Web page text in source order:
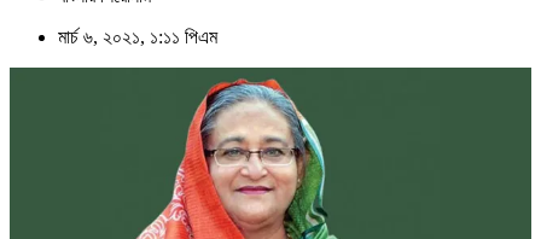
মার্চ ৬, ২০২১, ১:১১ পিএম